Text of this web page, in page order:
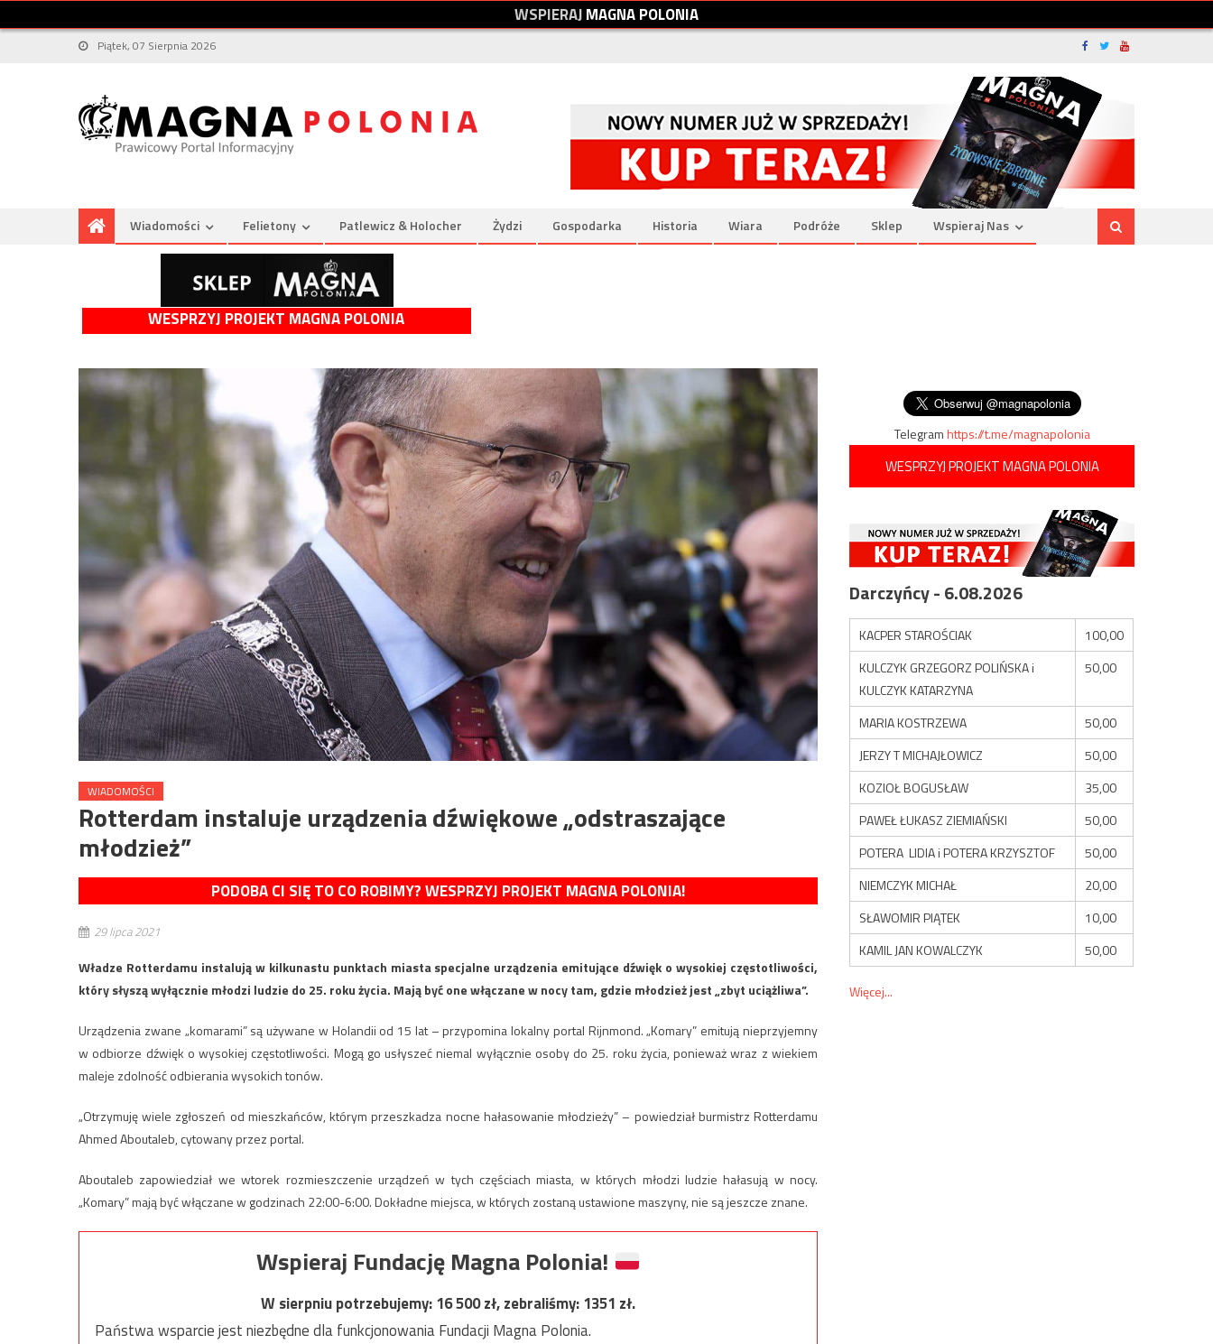
WSPIERAJMAGNAPOLONIA
Piątek, 07 Sierpnia 2026
Wiadomości Felietony Patlewicz & Holocher Żydzi Gospodarka Historia Wiara Podróże Sklep Wspieraj Nas
WESPRZYJ PROJEKT MAGNA POLONIA
WIADOMOŚCI
Rotterdam instaluje urządzenia dźwiękowe „odstraszające
młodzież”
PODOBA CI SIĘ TO CO ROBIMY? WESPRZYJ PROJEKT MAGNA POLONIA!
29 lipca 2021
Władze Rotterdamu instalują w kilkunastu punktach miasta specjalne urządzenia emitujące dźwięk o wysokiej częstotliwości,
który słyszą wyłącznie młodzi ludzie do 25. roku życia. Mają być one włączane w nocy tam, gdzie młodzież jest „zbyt uciążliwa”.
Urządzenia zwane „komarami” są używane w Holandii od 15 lat – przypomina lokalny portal Rijnmond. „Komary” emitują nieprzyjemny
w odbiorze dźwięk o wysokiej częstotliwości. Mogą go usłyszeć niemal wyłącznie osoby do 25. roku życia, ponieważ wraz z wiekiem
maleje zdolność odbierania wysokich tonów.
„Otrzymuję wiele zgłoszeń od mieszkańców, którym przeszkadza nocne hałasowanie młodzieży” – powiedział burmistrz Rotterdamu
Ahmed Aboutaleb, cytowany przez portal.
Aboutaleb zapowiedział we wtorek rozmieszczenie urządzeń w tych częściach miasta, w których młodzi ludzie hałasują w nocy.
„Komary” mają być włączane w godzinach 22:00-6:00. Dokładne miejsca, w których zostaną ustawione maszyny, nie są jeszcze znane.
Wspieraj Fundację Magna Polonia!
W sierpniu potrzebujemy:16 500zł, zebraliśmy:1351 zł.
Państwa wsparcie jest niezbędne dla funkcjonowania Fundacji Magna Polonia.
Telegramhttps://t.me/magnapolonia
WESPRZYJ PROJEKT MAGNA POLONIA
Darczyńcy - 6.08.2026
KACPER STAROŚCIAK
100,00
KULCZYK GRZEGORZ POLIŃSKA i
KULCZYK KATARZYNA
50,00
MARIA KOSTRZEWA
50,00
JERZY T MICHAJŁOWICZ
50,00
KOZIOŁ BOGUSŁAW
35,00
PAWEŁ ŁUKASZ ZIEMIAŃSKI
50,00
POTERA LIDIA i POTERA KRZYSZTOF
50,00
NIEMCZYK MICHAŁ
20,00
SŁAWOMIR PIĄTEK
10,00
KAMIL JAN KOWALCZYK
50,00
Więcej...